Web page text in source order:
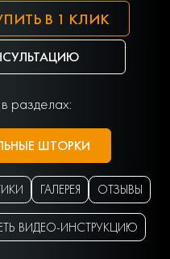
КУПИТЬ В 1 КЛИК
разделах:
ШТОРКИ
ГАЛЕРЕЯ ОТЗЫВЫ
ВИДЕО-ИНСТРУКЦИЮ